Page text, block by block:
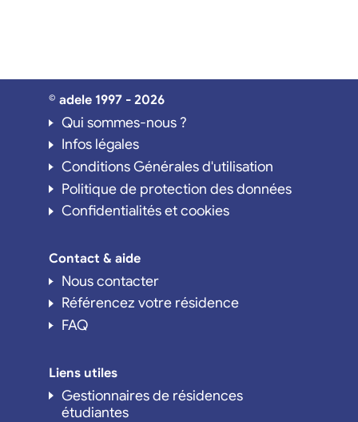
© adele 1997 - 2026
Qui sommes-nous ?
Infos légales
Conditions Générales d'utilisation
Politique de protection des données
Confidentialités et cookies
Contact & aide
Nous contacter
Référencez votre résidence
FAQ
Liens utiles
Gestionnaires de résidences
étudiantes